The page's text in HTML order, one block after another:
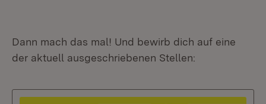
Dann mach das mal! Und bewirb dich auf eine
der aktuell ausgeschriebenen Stellen: